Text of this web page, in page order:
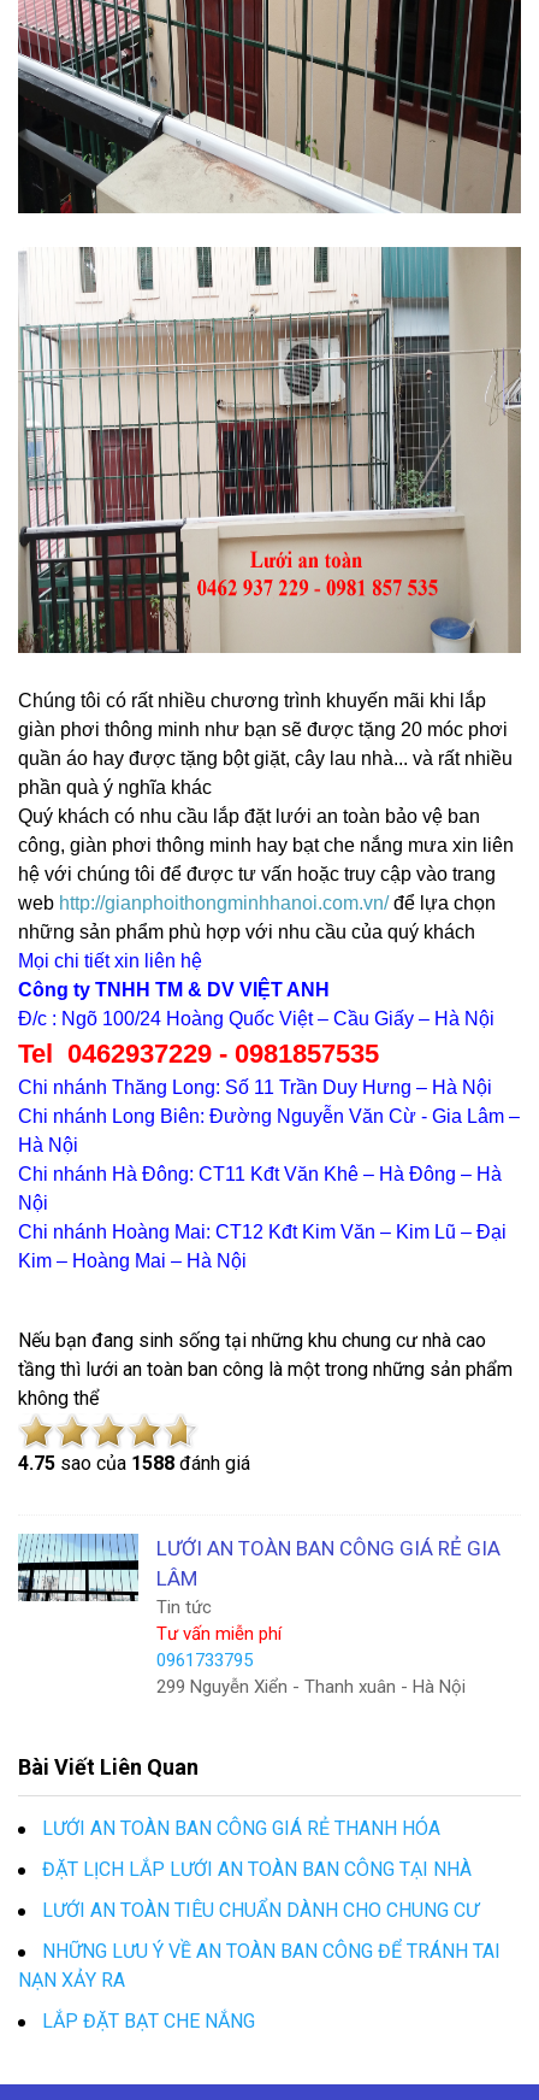
Chúng tôi có rất nhiều chương trình khuyến mãi khi lắp
giàn phơi thông minh như bạn sẽ được tặng 20 móc phơi
quần áo hay được tặng bột giặt, cây lau nhà... và rất nhiều
phần quà ý nghĩa khác
Quý khách có nhu cầu lắp đặt lưới an toàn bảo vệ ban
công, giàn phơi thông minh hay bạt che nắng mưa xin liên
hệ với chúng tôi để được tư vấn hoặc truy cập vào trang
web http://gianphoithongminhhanoi.com.vn/để lựa chọn
những sản phẩm phù hợp với nhu cầu của quý khách
Mọi chi tiết xin liên hệ
Công ty TNHH TM & DV VIỆT ANH
Đ/c : Ngõ 100/24 Hoàng Quốc Việt – Cầu Giấy – Hà Nội
Tel 0462937229 - 0981857535
Chi nhánh Thăng Long: Số 11 Trần Duy Hưng – Hà Nội
Chi nhánh Long Biên: Đường Nguyễn Văn Cừ - Gia Lâm –
Hà Nội
Chi nhánh Hà Đông: CT11 Kđt Văn Khê – Hà Đông – Hà
Nội
Chi nhánh Hoàng Mai: CT12 Kđt Kim Văn – Kim Lũ – Đại
Kim – Hoàng Mai – Hà Nội
Nếu bạn đang sinh sống tại những khu chung cư nhà cao
tầng thì lưới an toàn ban công là một trong những sản phẩm
không thể
4.75 sao của 1588 đánh giá
LƯỚI AN TOÀN BAN CÔNG GIÁ RẺ GIA
LÂM
Tin tức
Tư vấn miễn phí
0961733795
299 Nguyễn Xiển - Thanh xuân - Hà Nội
Bài Viết Liên Quan
LƯỚI AN TOÀN BAN CÔNG GIÁ RẺ THANH HÓA
ĐẶT LỊCH LẮP LƯỚI AN TOÀN BAN CÔNG TẠI NHÀ
LƯỚI AN TOÀN TIÊU CHUẨN DÀNH CHO CHUNG CƯ
NHỮNG LƯU Ý VỀ AN TOÀN BAN CÔNG ĐỂ TRÁNH TAI
NẠN XẢY RA
LẮP ĐẶT BẠT CHE NẮNG